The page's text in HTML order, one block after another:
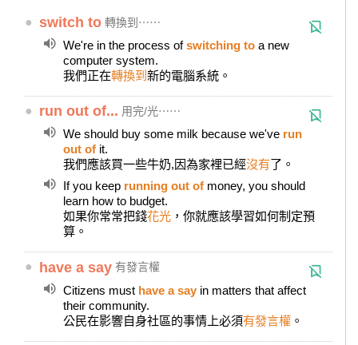
● switch to 轉換到⋯⋯
We're in the process ofswitching to a new
computer system.
我們正在轉換到 新的電腦系統。
● run out of... 用完/光⋯⋯
We should buy some milk because we've run
out of it.
我們應該買一些牛奶,因為家裡已經沒有了。
If you keep running out of money, you should
learn how to budget.
如果你常常把錢花光 ，你就應該學習如何制定預
算。
● have a say 有發言權
Citizens must have a say in matters that affect
their community.
公民在影響自身社區的事情上必須有發言權 。